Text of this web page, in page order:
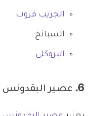
الجريب فروت
السبانخ
البروكلي
6. عصير البقدونس